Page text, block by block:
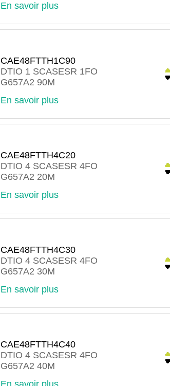
En savoir plus
CAE48FTTH1C90
DTIO 1 SCASESR 1FO
G657A2 90M
En savoir plus
CAE48FTTH4C20
DTIO 4 SCASESR 4FO
G657A2 20M
En savoir plus
CAE48FTTH4C30
DTIO 4 SCASESR 4FO
G657A2 30M
En savoir plus
CAE48FTTH4C40
DTIO 4 SCASESR 4FO
G657A2 40M
En savoir plus